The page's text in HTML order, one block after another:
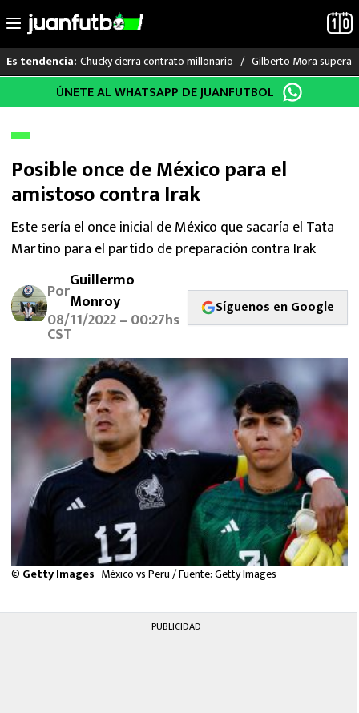
al
Es tendencia: Chucky cierra contrato millonario Gilberto Mora supera
LO ÚLTIMO
LIGA MX
RAYADOS
PUMAS
ATLANTE
SELECCIÓN MEXICANA
FUTBOL INTERNACIONAL
MEXICANOS EN EL EXTRANJERO
FUTBOL ESTUFA
FÓRMULA 1
BOXEO
LIGA MX
NFL
ÚNETE AL WHATSAPP DE JUANFUTBOL
Posible once de México para el
amistoso contra Irak
Este sería el once inicial de México que sacaría el Tata
Martino para el partido de preparación contra Irak
PorGuillermo
Monroy
08/11/2022 – 00:27hs
CST
Síguenos en Google
© Getty Images México vs Peru / Fuente: Getty Images
PUBLICIDAD